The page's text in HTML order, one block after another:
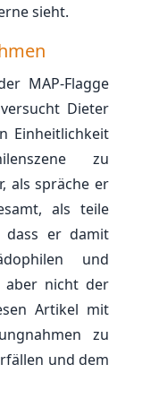
sieht.
MAP-Flagge
Dieter
Einheitlichkeit
zu
als spräche er
als teile
dass er damit
und
aber nicht der
Artikel mit
zu
und dem